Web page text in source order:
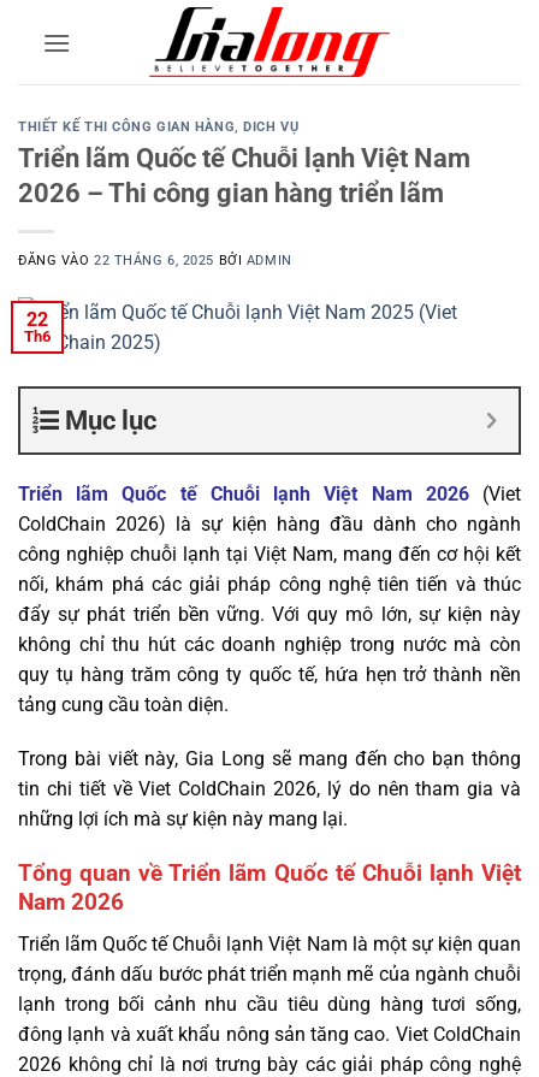
THIẾT KẾ THI CÔNG GIAN HÀNG,DICH VỤ
Triển lãm Quốc tế Chuỗi lạnh Việt Nam
2026 – Thi công gian hàng triển lãm
ĐĂNG VÀO22 THÁNG 6, 2025 BỞI ADMIN
22
Th6
Mục lục
Triển lãm Quốc tế Chuỗi lạnh Việt Nam 2026(Viet
ColdChain 2026) là sự kiện hàng đầu dành cho ngành
công nghiệp chuỗi lạnh tại Việt Nam, mang đến cơ hội kết
nối, khám phá các giải pháp công nghệ tiên tiến và thúc
đẩy sự phát triển bền vững. Với quy mô lớn, sự kiện này
không chỉ thu hút các doanh nghiệp trong nước mà còn
quy tụ hàng trăm công ty quốc tế, hứa hẹn trở thành nền
tảng cung cầu toàn diện.
Trong bài viết này, Gia Long sẽ mang đến cho bạn thông
tin chi tiết về Viet ColdChain 2026, lý do nên tham gia và
những lợi ích mà sự kiện này mang lại.
Tổng quan về Triển lãm Quốc tế Chuỗi lạnh Việt
Nam 2026
Triển lãm Quốc tế Chuỗi lạnh Việt Nam là một sự kiện quan
trọng, đánh dấu bước phát triển mạnh mẽ của ngành chuỗi
lạnh trong bối cảnh nhu cầu tiêu dùng hàng tươi sống,
đông lạnh và xuất khẩu nông sản tăng cao. Viet ColdChain
2026 không chỉ là nơi trưng bày các giải pháp công nghệ